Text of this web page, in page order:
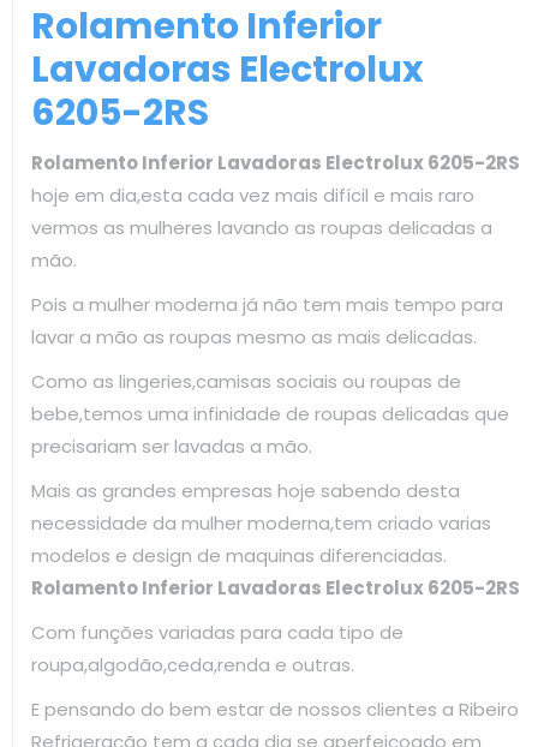
Rolamento Inferior
Lavadoras Electrolux
6205-2RS
Rolamento Inferior Lavadoras Electrolux 6205-2RS
hoje em dia,esta cada vez mais difícil e mais raro
vermos as mulheres lavando as roupas delicadas a
mão.
Pois a mulher moderna já não tem mais tempo para
lavar a mão as roupas mesmo as mais delicadas.
Como as lingeries,camisas sociais ou roupas de
bebe,temos uma infinidade de roupas delicadas que
precisariam ser lavadas a mão.
Mais as grandes empresas hoje sabendo desta
necessidade da mulher moderna,tem criado varias
modelos e design de maquinas diferenciadas.
Rolamento Inferior Lavadoras Electrolux 6205-2RS
Com funções variadas para cada tipo de
roupa,algodão,ceda,renda e outras.
E pensando do bem estar de nossos clientes a Ribeiro
Refrigeração tem a cada dia se aperfeiçoado em